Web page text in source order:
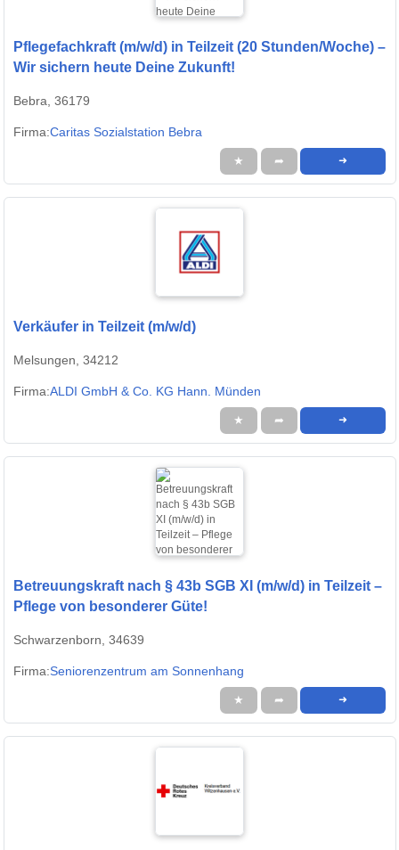
Pflegefachkraft (m/w/d) in Teilzeit (20 Stunden/Woche) –
Wir sichern heute Deine Zukunft!
Bebra, 36179
Firma:Caritas Sozialstation Bebra
★ ➦ ➜
Verkäufer in Teilzeit (m/w/d)
Melsungen, 34212
Firma:ALDI GmbH & Co. KG Hann. Münden
★ ➦ ➜
Betreuungskraft nach § 43b SGB XI (m/w/d) in Teilzeit –
Pflege von besonderer Güte!
Schwarzenborn, 34639
Firma:Seniorenzentrum am Sonnenhang
★ ➦ ➜